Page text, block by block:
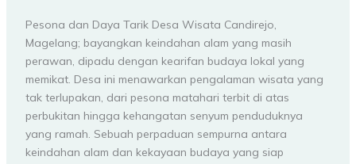
Pesona dan Daya Tarik Desa Wisata Candirejo,
Magelang; bayangkan keindahan alam yang masih
perawan, dipadu dengan kearifan budaya lokal yang
memikat. Desa ini menawarkan pengalaman wisata yang
tak terlupakan, dari pesona matahari terbit di atas
perbukitan hingga kehangatan senyum penduduknya
yang ramah. Sebuah perpaduan sempurna antara
keindahan alam dan kekayaan budaya yang siap